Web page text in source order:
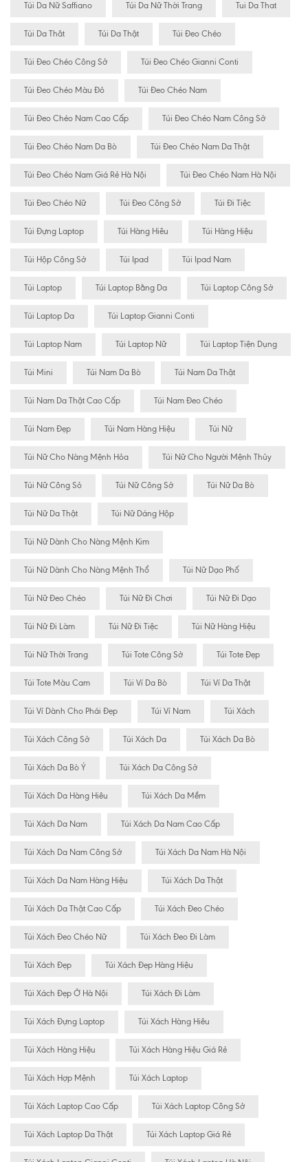
Túi Da Nữ Saffiano Túi Da Nữ Thời Trang Tui Da That
Túi Da Thât Túi Da Thật Túi Đeo Chéo
Túi Đeo Chéo Công Sở Túi Đeo Chéo Gianni Conti
Túi Đeo Chéo Màu Đỏ Túi Đeo Chéo Nam
Túi Đeo Chéo Nam Cao Cấp Túi Đeo Chéo Nam Công Sở
Túi Đeo Chéo Nam Da Bò Túi Đeo Chéo Nam Da Thật
Túi Đeo Chéo Nam Giá Rẻ Hà Nội Túi Đeo Chéo Nam Hà Nội
Túi Đeo Chéo Nữ Túi Đeo Công Sở Túi Đi Tiệc
Túi Đựng Laptop Túi Hàng Hiêu Túi Hàng Hiệu
Túi Hộp Công Sở Túi Ipad Túi Ipad Nam
Túi Laptop Túi Laptop Bằng Da Túi Laptop Công Sở
Túi Laptop Da Túi Laptop Gianni Conti
Túi Laptop Nam Túi Laptop Nữ Túi Laptop Tiện Dụng
Túi Mini Túi Nam Da Bò Túi Nam Da Thật
Túi Nam Da Thật Cao Cấp Túi Nam Đeo Chéo
Túi Nam Đẹp Túi Nam Hàng Hiệu Túi Nữ
Túi Nữ Cho Nàng Mệnh Hỏa Túi Nữ Cho Người Mệnh Thủy
Túi Nữ Công Sỏ Túi Nữ Công Sở Túi Nữ Da Bò
Túi Nữ Da Thật Túi Nữ Dáng Hộp
Túi Nữ Dành Cho Nàng Mệnh Kim
Túi Nữ Dành Cho Nàng Mệnh Thổ Túi Nữ Dạo Phố
Túi Nữ Đeo Chéo Túi Nữ Đi Chơi Túi Nữ Đi Dạo
Túi Nữ Đi Làm Túi Nữ Đi Tiệc Túi Nữ Hàng Hiệu
Túi Nữ Thời Trang Túi Tote Công Sở Túi Tote Đẹp
Túi Tote Màu Cam Túi Ví Da Bò Túi Ví Da Thật
Túi Ví Dành Cho Phái Đẹp Túi Ví Nam Túi Xách
Túi Xách Công Sở Túi Xách Da Túi Xách Da Bò
Túi Xách Da Bò Ý Túi Xách Da Công Sở
Túi Xách Da Hàng Hiêu Túi Xách Da Mềm
Túi Xách Da Nam Túi Xách Da Nam Cao Cấp
Túi Xách Da Nam Công Sở Túi Xách Da Nam Hà Nội
Túi Xách Da Nam Hàng Hiệu Túi Xách Da Thật
Túi Xách Da Thật Cao Cấp Túi Xách Đeo Chéo
Túi Xách Đeo Chéo Nữ Túi Xách Đeo Đi Làm
Túi Xách Đẹp Túi Xách Đẹp Hàng Hiệu
Túi Xách Đẹp Ở Hà Nội Túi Xách Đi Làm
Túi Xách Đựng Laptop Túi Xách Hàng Hiêu
Túi Xách Hàng Hiệu Túi Xách Hàng Hiệu Giá Rẻ
Túi Xách Hợp Mệnh Túi Xách Laptop
Túi Xách Laptop Cao Cấp Túi Xách Laptop Công Sở
Túi Xách Laptop Da Thật Túi Xách Laptop Giá Rẻ